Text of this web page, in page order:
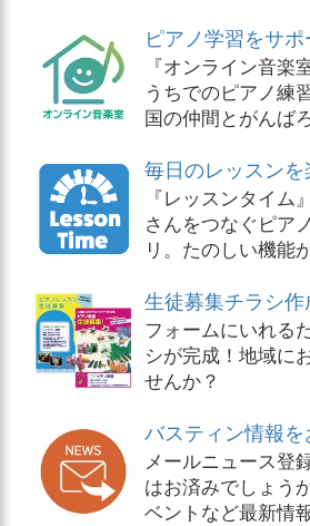
ピアノ学習をサポ
『オンライン音楽
うちでのピアノ練
国の仲間とがんば
毎日のレッスンを
『レッスンタイム
さんをつなぐピア
リ。たのしい機能
生徒募集チラシ
フォームにいれる
シが完成！地域に
せんか？
バスティン情報を
メールニュース登
はお済みでしょう
ベントなど最新情